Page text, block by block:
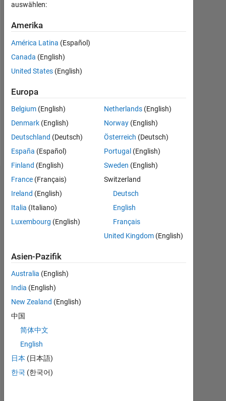
Aktiv
2011
0
0
Follow
Nachricht
Dashboard
Statistik
All Cody MATLAB Answers
BEITRÄGE 2
3
auswählen:
Amerika
América Latina (Español)
Canada (English)
United States (English)
Europa
Belgium (English)
Denmark (English)
Deutschland (Deutsch)
España (Español)
Finland (English)
France (Français)
Ireland (English)
Italia (Italiano)
Luxembourg (English)
Netherlands (English)
Norway (English)
Österreich (Deutsch)
Portugal (English)
Sweden (English)
Switzerland
Deutsch
English
Français
United Kingdom (English)
Asien-Pazifik
Australia (English)
India (English)
New Zealand (English)
中国
简体中文
English
日本 (日本語)
한국 (한국어)